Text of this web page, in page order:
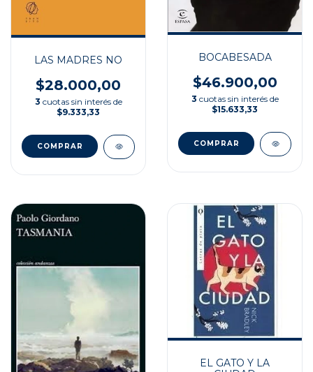
LAS MADRES NO
$28.000,00
3 cuotas sin interés de
$9.333,33
BOCABESADA
$46.900,00
3 cuotas sin interés de
$15.633,33
EL GATO Y LA